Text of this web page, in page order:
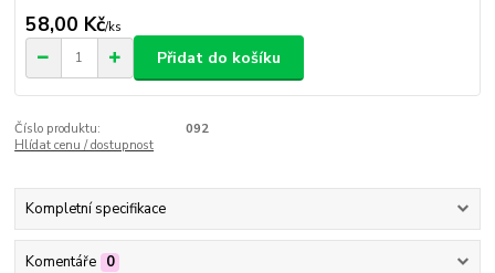
58,00 Kč/ks
Přidat do košíku
Číslo produktu:
092
Hlídat cenu / dostupnost
Kompletní specifikace
Komentáře 0